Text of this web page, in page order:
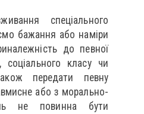
спеціального
бажання або наміри
до певної
соціального класу чи
передати певну
або з морально-
не повинна бути